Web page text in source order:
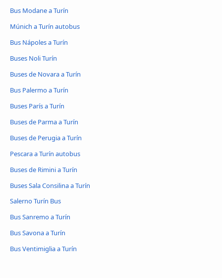
Bus Modane a Turín
Múnich a Turín autobus
Bus Nápoles a Turín
Buses Noli Turín
Buses de Novara a Turín
Bus Palermo a Turín
Buses París a Turín
Buses de Parma a Turín
Buses de Perugia a Turín
Pescara a Turín autobus
Buses de Rimini a Turín
Buses Sala Consilina a Turín
Salerno Turín Bus
Bus Sanremo a Turín
Bus Savona a Turín
Bus Ventimiglia a Turín